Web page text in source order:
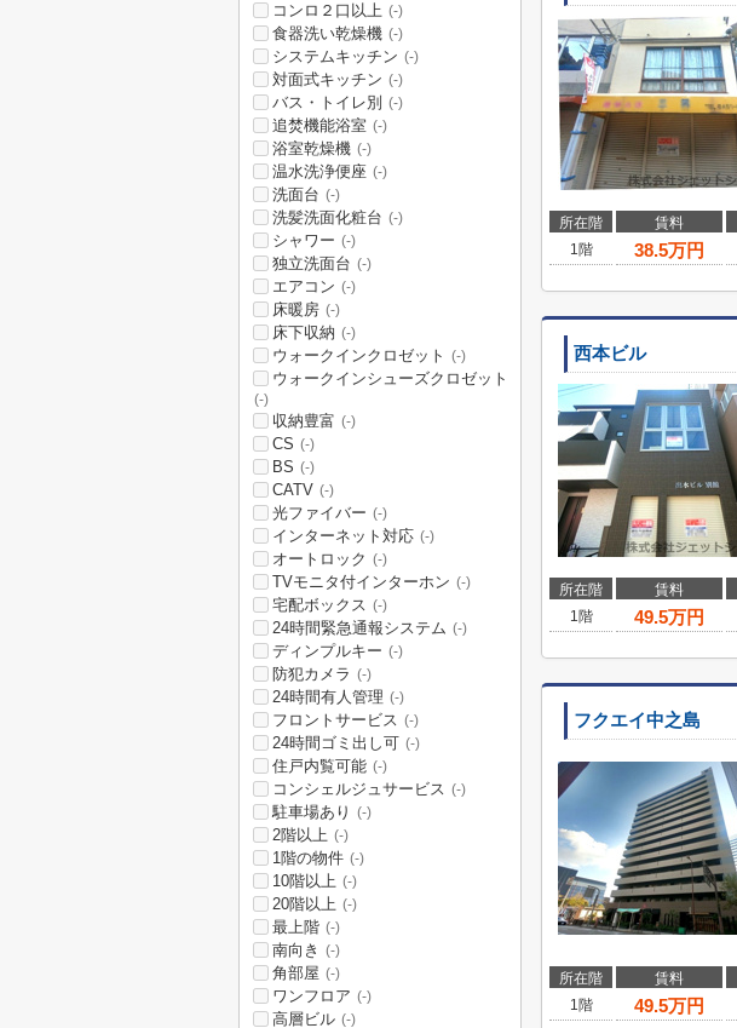
所在階 賃料
1階
38.5万円
西本ビル
所在階 賃料
1階
49.5万円
フクエイ中之島
所在階 賃料
1階
49.5万円
コンロ２口以上 (-)
食器洗い乾燥機 (-)
システムキッチン (-)
対面式キッチン (-)
バス・トイレ別 (-)
追焚機能浴室 (-)
浴室乾燥機 (-)
温水洗浄便座 (-)
洗面台 (-)
洗髪洗面化粧台 (-)
シャワー (-)
独立洗面台 (-)
エアコン (-)
床暖房 (-)
床下収納 (-)
ウォークインクロゼット (-)
ウォークインシューズクロゼット
(-)
収納豊富 (-)
CS (-)
BS (-)
CATV (-)
光ファイバー (-)
インターネット対応 (-)
オートロック (-)
TVモニタ付インターホン (-)
宅配ボックス (-)
24時間緊急通報システム (-)
ディンプルキー (-)
防犯カメラ (-)
24時間有人管理 (-)
フロントサービス (-)
24時間ゴミ出し可 (-)
住戸内覧可能 (-)
コンシェルジュサービス (-)
駐車場あり (-)
2階以上 (-)
1階の物件 (-)
10階以上 (-)
20階以上 (-)
最上階 (-)
南向き (-)
角部屋 (-)
ワンフロア (-)
高層ビル (-)